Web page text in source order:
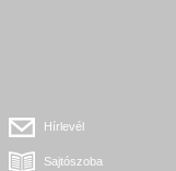
Hírlevél
Sajtószoba